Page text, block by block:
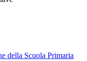
della Scuola Primaria